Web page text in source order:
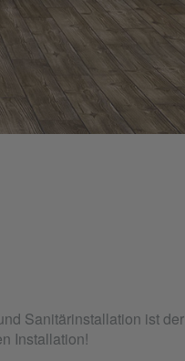
Sanitärinstallation ist der
Installation!